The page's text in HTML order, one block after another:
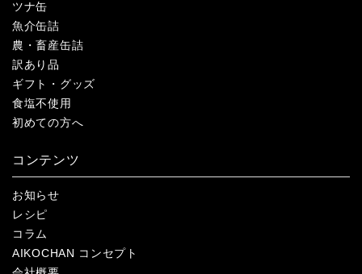
ツナ缶
魚介缶詰
農・畜産缶詰
訳あり品
ギフト・グッズ
食塩不使用
初めての方へ
コンテンツ
お知らせ
レシピ
コラム
AIKOCHAN コンセプト